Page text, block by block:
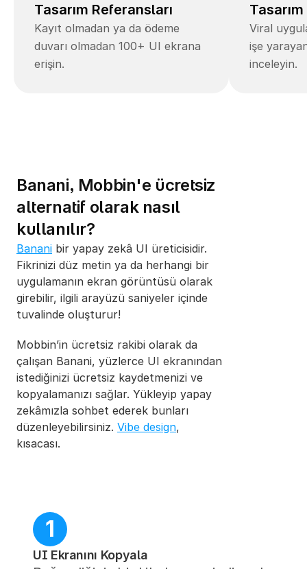
Tasarım Referansları
Kayıt olmadan ya da ödeme
duvarı olmadan 100+ UI ekrana
erişin.
Viral
işe
inceleyin.
Banani, Mobbin'e ücretsiz
alternatif olarak nasıl
kullanılır?
Banani bir yapay zekâ UI üreticisidir.
Fikrinizi düz metin ya da herhangi bir
uygulamanın ekran görüntüsü olarak
girebilir, ilgili arayüzü saniyeler içinde
tuvalinde oluşturur!
Mobbin’in ücretsiz rakibi olarak da
çalışan Banani, yüzlerce UI ekranından
istediğinizi ücretsiz kaydetmenizi ve
kopyalamanızı sağlar. Yükleyip yapay
zekâmızla sohbet ederek bunları
düzenleyebilirsiniz. Vibe design,
kısacası.
1
UI Ekranını Kopyala